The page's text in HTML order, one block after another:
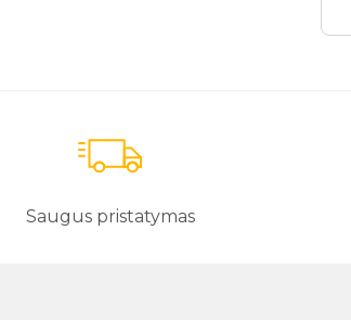
Saugus pristatymas